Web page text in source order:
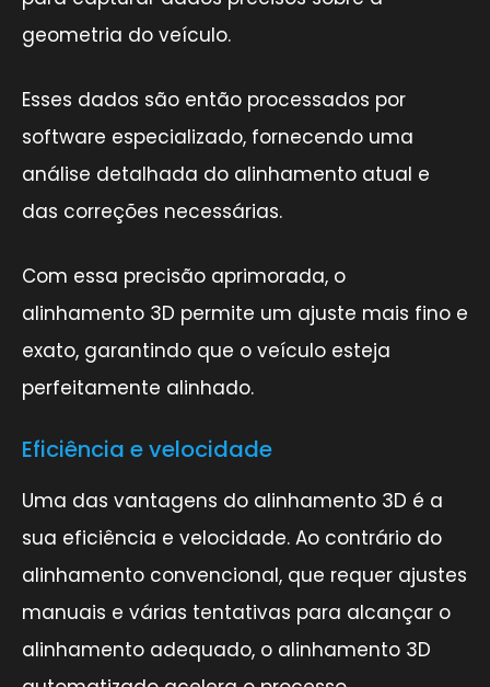
geometria do veículo.
Esses dados são então processados por
software especializado, fornecendo uma
análise detalhada do alinhamento atual e
das correções necessárias.
Com essa precisão aprimorada, o
alinhamento 3D permite um ajuste mais fino e
exato, garantindo que o veículo esteja
perfeitamente alinhado.
Eficiência e velocidade
Uma das vantagens do alinhamento 3D é a
sua eficiência e velocidade. Ao contrário do
alinhamento convencional, que requer ajustes
manuais e várias tentativas para alcançar o
alinhamento adequado, o alinhamento 3D